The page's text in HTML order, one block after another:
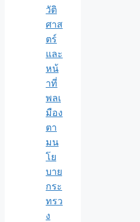
วัติ
ศาส
ตร์
และ
หน้
าที่
พลเ
มือง
ตา
มน
โย
บาย
กระ
ทรว
ง